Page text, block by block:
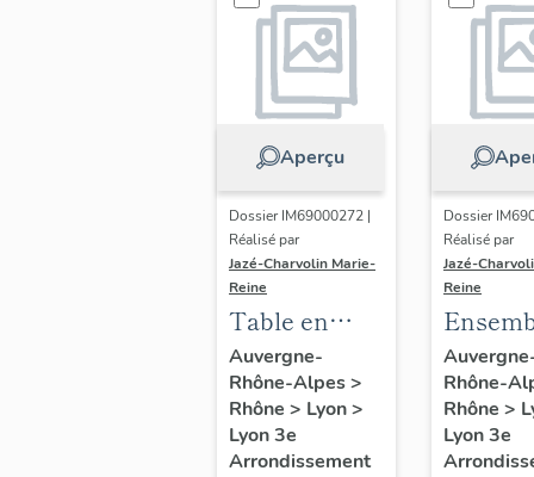
Aperçu
Dossier IM69000272 |
Réalisé par
Jazé-Charvolin Marie-
Reine
Table en
cabaret à
plateau
d'entrejambe
Auvergne-
Rhône-Alpes>
Rhône > Lyon>
Lyon 3e
Arrondissement
Dossier
Réalisé par
Jazé-
Reine
deux
Rhône-
Rhône >
Lyon 3e